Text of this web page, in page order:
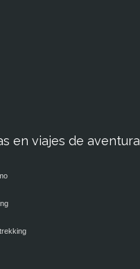
en viajes de aventura